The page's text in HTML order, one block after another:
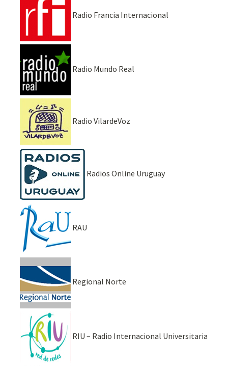
Radio Francia Internacional
Radio Mundo Real
Radio VilardeVoz
Radios Online Uruguay
RAU
Regional Norte
RIU – Radio Internacional Universitaria